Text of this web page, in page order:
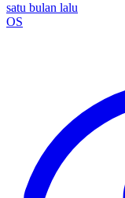
satu bulan lalu
OS